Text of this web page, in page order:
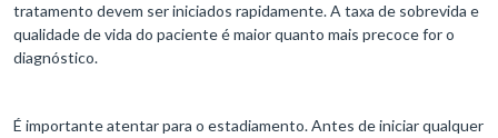
tratamento devem ser iniciados rapidamente. A taxa de sobrevida e
qualidade de vida do paciente é maior quanto mais precoce for o
diagnóstico.
É importante atentar para o estadiamento. Antes de iniciar qualquer